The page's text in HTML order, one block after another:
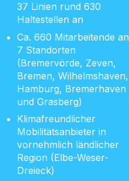
37 Linien rund 630
Haltestellen an
Ca. 660 Mitarbeitende an
7 Standorten
(Bremervörde, Zeven,
Bremen, Wilhelmshaven,
Hamburg, Bremerhaven
und Grasberg)
Klimafreundlicher
Mobilitätsanbieter in
vornehmlich ländlicher
Region (Elbe-Weser-
Dreieck)